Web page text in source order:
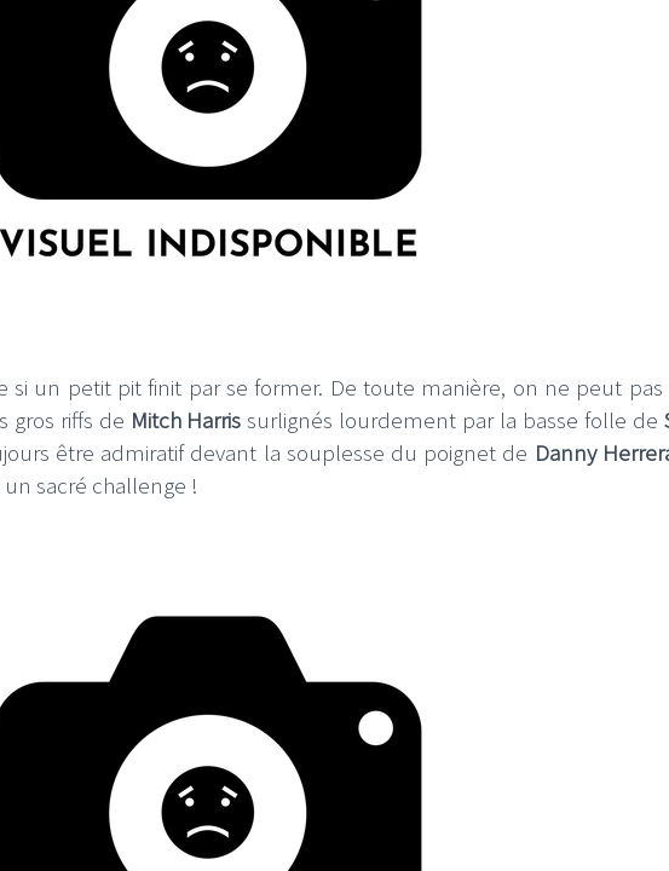
un petit pit finit par se former. De toute manière, on ne peut pas
gros riffs de Mitch Harris surlignés lourdement par la basse folle de
être admiratif devant la souplesse du poignet de Danny
sacré challenge !